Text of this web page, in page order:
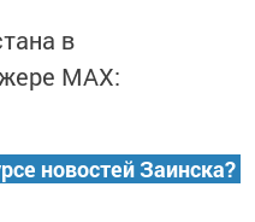
в
MАХ:
новостей Заинска?